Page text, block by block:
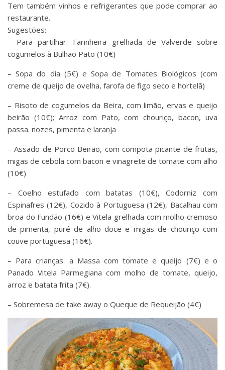
Tem também vinhos e refrigerantes que pode comprar ao
restaurante.
Sugestões:
– Para partilhar: Farinheira grelhada de Valverde sobre
cogumelos à Bulhão Pato (10€)
– Sopa do dia (5€) e Sopa de Tomates Biológicos (com
creme de queijo de ovelha, farofa de figo seco e hortelã)
– Risoto de cogumelos da Beira, com limão, ervas e queijo
beirão (10€); Arroz com Pato, com chouriço, bacon, uva
passa. nozes, pimenta e laranja
– Assado de Porco Beirão, com compota picante de frutas,
migas de cebola com bacon e vinagrete de tomate com alho
(10€)
– Coelho estufado com batatas (10€), Codorniz com
Espinafres (12€), Cozido à Portuguesa (12€), Bacalhau com
broa do Fundão (16€) e Vitela grelhada com molho cremoso
de pimenta, puré de alho doce e migas de chouriço com
couve portuguesa (16€).
– Para crianças: a Massa com tomate e queijo (7€) e o
Panado Vitela Parmegiana com molho de tomate, queijo,
arroz e batata frita (7€).
– Sobremesa de take away o Queque de Requeijão (4€)